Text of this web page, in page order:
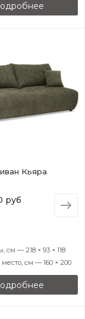
Кьяра
руб
см — 218 × 93 × 118
см — 160 × 200